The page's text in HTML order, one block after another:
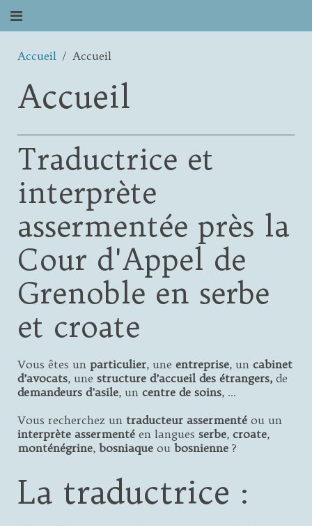
Accueil Accueil
Accueil
Traductrice et
interprète
assermentée près la
Cour d'Appel de
Grenoble en serbe
et croate
Vous êtes un particulier, une entreprise, un cabinet
d’avocats, une structure d’accueil des étrangers, de
demandeurs d'asile, un centre de soins, …
Vous recherchez un traducteur assermenté ou un
interprète assermenté en langues serbe, croate,
monténégrine, bosniaque ou bosnienne ?
La traductrice :